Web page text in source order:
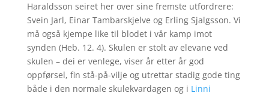
Haraldsson seiret her over sine fremste utfordrere:
Svein Jarl, Einar Tambarskjelve og Erling Sjalgsson. Vi
må også kjempe like til blodet i vår kamp imot
synden (Heb. 12. 4). Skulen er stolt av elevane ved
skulen – dei er venlege, viser år etter år god
oppførsel, fin stå-på-vilje og utrettar stadig gode ting
både i den normale skulekvardagen og i Linni